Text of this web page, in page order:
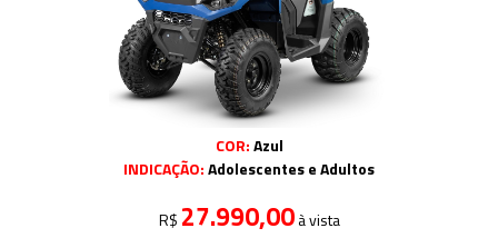
COR:Azul
INDICAÇÃO:Adolescentes e Adultos
R$ 27.990,00à vista